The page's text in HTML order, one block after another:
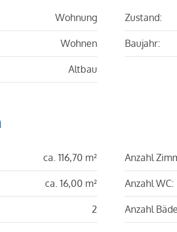
Wohnung
Wohnen
Altbau
Zustand:
Baujahr:
ca. 116,70 m²
ca. 16,00 m²
2
Anzahl
Anzahl WC:
Anzahl